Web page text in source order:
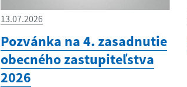
13.07.2026
Pozvánka na 4. zasadnutie
obecného zastupiteľstva
2026